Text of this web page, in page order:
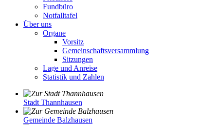
Fundbüro
Notfalltafel
Über uns
Organe
Vorsitz
Gemeinschaftsversammlung
Sitzungen
Lage und Anreise
Statistik und Zahlen
Stadt Thannhausen
Gemeinde Balzhausen